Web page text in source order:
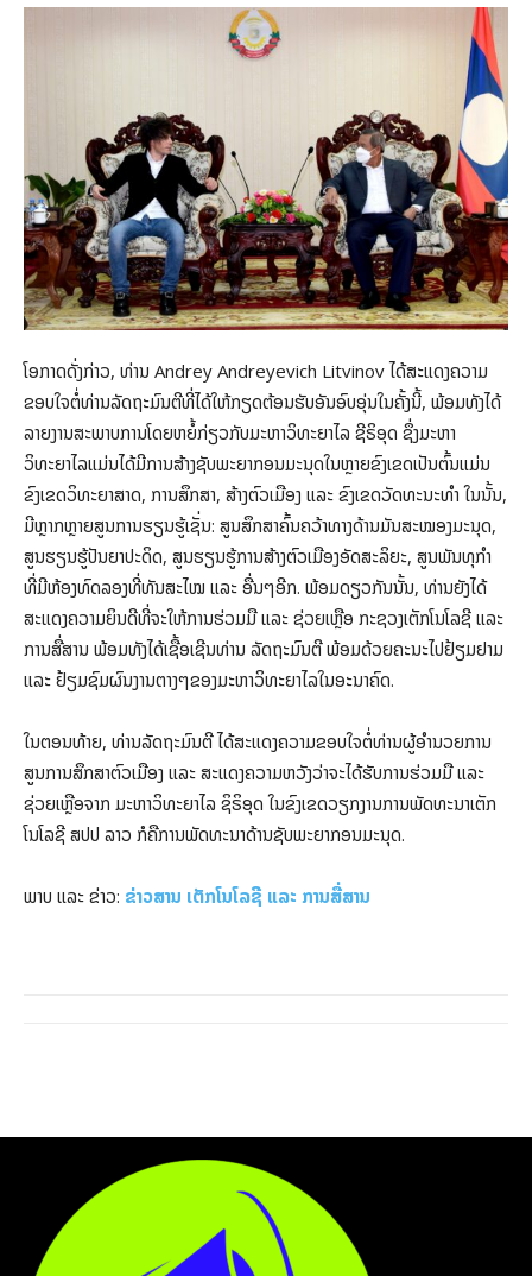
ໂອກາດດັ່ງກ່າວ, ທ່ານ Andrey Andreyevich Litvinov ໄດ້ສະແດງຄວາມ
ຂອບໃຈຕໍ່ທ່ານລັດຖະມົນຕີທີ່ໄດ້ໃຫ້ກຽດຕ້ອນຮັບອັນອົບອຸ່ນໃນຄັ້ງນີ້, ພ້ອມທັງໄດ້
ລາຍງານສະພາບການໂດຍຫຍໍ້ກ່ຽວກັບມະຫາວິທະຍາໄລ ຊີຣິອຸດ ຊຶ່ງມະຫາ
ວິທະຍາໄລແມ່ນໄດ້ມີການສ້າງຊັບພະຍາກອນມະນຸດໃນຫຼາຍຂົງເຂດເປັນຕົ້ນແມ່ນ
ຂົງເຂດວິທະຍາສາດ, ການສຶກສາ, ສ້າງຕົວເມືອງ ແລະ ຂົງເຂດວັດທະນະທຳ ໃນນັ້ນ,
ມີຫຼາກຫຼາຍສູນການຮຽນຮູ້ເຊັ່ນ: ສູນສຶກສາຄົ້ນຄວ້າທາງດ້ານມັນສະໝອງມະນຸດ,
ສູນຮຽນຮູ້ປັນຍາປະດິດ, ສູນຮຽນຮູ້ການສ້າງຕົວເມືອງອັດສະລິຍະ, ສູນພັນທຸກຳ
ທີ່ມີຫ້ອງທົດລອງທີ່ທັນສະໄໝ ແລະ ອື່ນໆອີກ. ພ້ອມດຽວກັນນັ້ນ, ທ່ານຍັງໄດ້
ສະແດງຄວາມຍິນດີທີ່ຈະໃຫ້ການຮ່ວມມື ແລະ ຊ່ວຍເຫຼືອ ກະຊວງເຕັກໂນໂລຊີ ແລະ
ການສື່ສານ ພ້ອມທັງໄດ້ເຊື້ອເຊີນທ່ານ ລັດຖະມົນຕີ ພ້ອມດ້ວຍຄະນະໄປຢ້ຽມຢາມ
ແລະ ຢ້ຽມຊົມຜົນງານຕາງໆຂອງມະຫາວິທະຍາໄລໃນອະນາຄົດ.
ໃນຕອນທ້າຍ, ທ່ານລັດຖະມົນຕີ ໄດ້ສະແດງຄວາມຂອບໃຈຕໍ່ທ່ານຜູ້ອໍານວຍການ
ສູນການສຶກສາຕົວເມືອງ ແລະ ສະແດງຄວາມຫວັງວ່າຈະໄດ້ຮັບການຮ່ວມມື ແລະ
ຊ່ວຍເຫຼືອຈາກ ມະຫາວິທະຍາໄລ ຊິຣິອຸດ ໃນຂົງເຂດວຽກງານການພັດທະນາເຕັກ
ໂນໂລຊີ ສປປ ລາວ ກໍຄືການພັດທະນາດ້ານຊັບພະຍາກອນມະນຸດ.
ພາບ ແລະ ຂ່າວ: ຂ່າວສານ ເຕັກໂນໂລຊີ ແລະ ການສື່ສານ